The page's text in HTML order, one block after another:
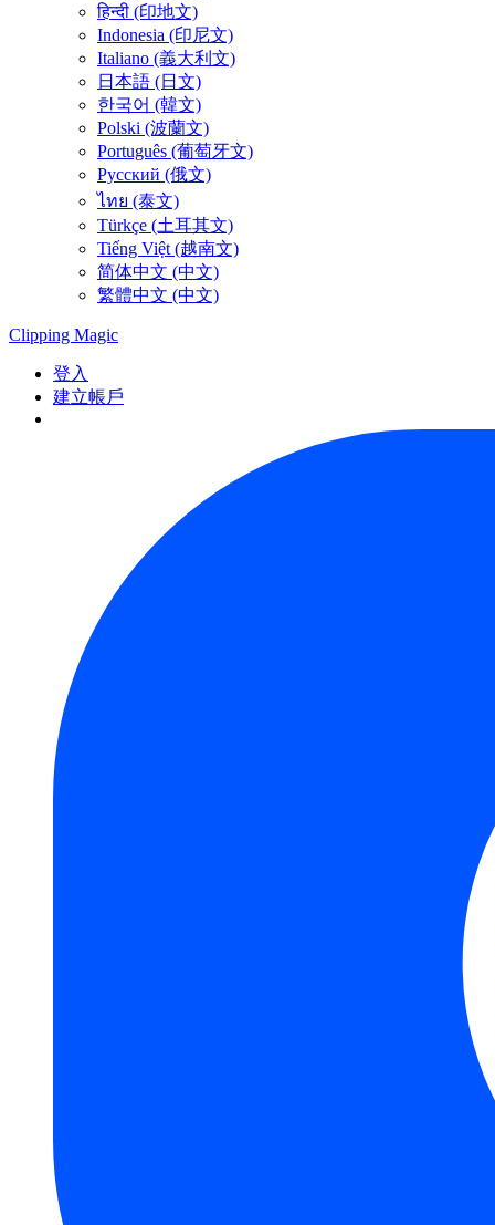
हिन्दी (印地文)
Indonesia (印尼文)
Italiano (義大利文)
日本語 (日文)
한국어 (韓文)
Polski (波蘭文)
Português (葡萄牙文)
Русский (俄文)
ไทย (泰文)
Türkçe (土耳其文)
Tiếng Việt (越南文)
简体中文 (中文)
繁體中文 (中文)
Clipping Magic
登入
建立帳戶